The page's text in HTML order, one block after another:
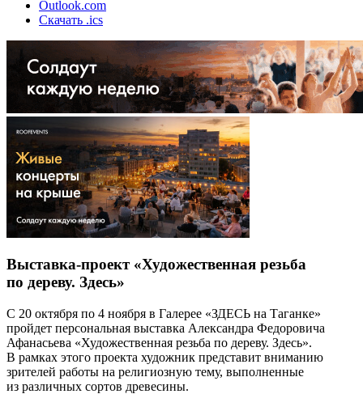
Outlook.com
Скачать .ics
Выставка-проект «Художественная резьба
по дереву. Здесь»
С 20 октября по 4 ноября в Галерее «ЗДЕСЬ на Таганке»
пройдет персональная выставка Александра Федоровича
Афанасьева «Художественная резьба по дереву. Здесь».
В рамках этого проекта художник представит вниманию
зрителей работы на религиозную тему, выполненные
из различных сортов древесины.